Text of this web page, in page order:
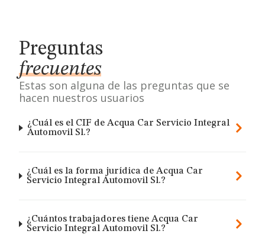
Preguntas
frecuentes
Estas son alguna de las preguntas que se
hacen nuestros usuarios
¿Cuál es el CIF de Acqua Car Servicio Integral
Automovil Sl.?
¿Cuál es la forma jurídica de Acqua Car
Servicio Integral Automovil Sl.?
¿Cuántos trabajadores tiene Acqua Car
Servicio Integral Automovil Sl.?